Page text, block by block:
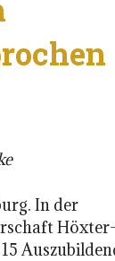
In der